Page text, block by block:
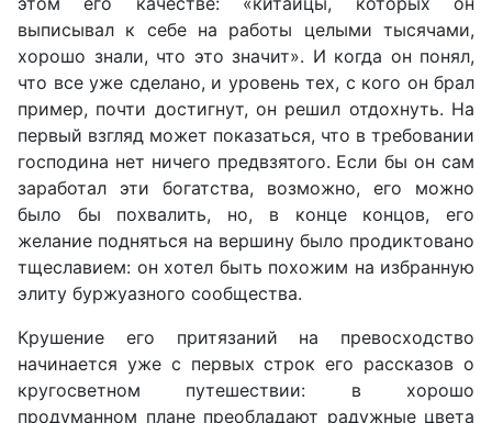
выписывал к себе на работы целыми тысячами,
хорошо знали, что это значит». И когда он понял,
что все уже сделано, и уровень тех, с кого он брал
пример, почти достигнут, он решил отдохнуть. На
первый взгляд может показаться, что в требовании
господина нет ничего предвзятого. Если бы он сам
заработал эти богатства, возможно, его можно
было бы похвалить, но, в конце концов, его
желание подняться на вершину было продиктовано
тщеславием: он хотел быть похожим на избранную
элиту буржуазного сообщества.
Крушение его притязаний на превосходство
начинается уже с первых строк его рассказов о
кругосветном путешествии: в хорошо
продуманном плане преобладают радужные цвета